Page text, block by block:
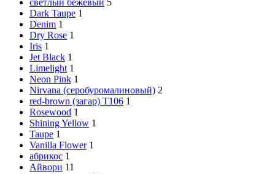
cветлый бежевый 5
Dark Taupe 1
Denim 1
Dry Rose 1
Iris 1
Jet Black 1
Limelight 1
Neon Pink 1
Nirvana (серобуромалиновый) 2
red-brown (загар) Т106 1
Rosewood 1
Shining Yellow 1
Taupe 1
Vanilla Flower 1
абрикос 1
Айвори 11